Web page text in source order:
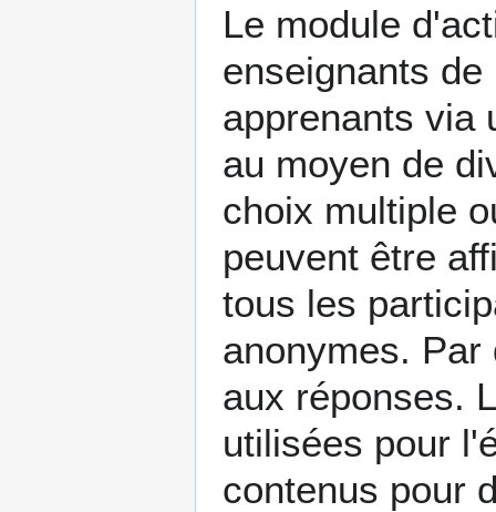
Le module
enseignants
apprenants via
au moyen de
choix multiple
peuvent être
tous les
anonymes.
aux réponses.
utilisées pour
contenus pour